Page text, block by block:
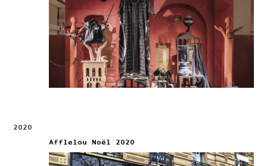
2020
Afflelou Noël 2020